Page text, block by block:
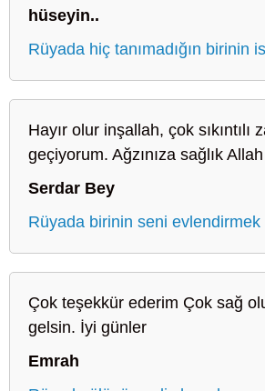
hüseyin..
Rüyada hiç tanımadığın birinin
Hayır olur inşallah, çok sıkıntılı
geçiyorum. Ağzınıza sağlık
Serdar Bey
Rüyada birinin seni evlendirmek
Çok teşekkür ederim Çok sağ
gelsin. İyi günler
Emrah